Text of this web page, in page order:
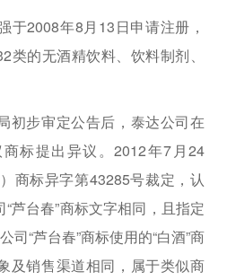
2008年8月13日申请注册，
类的无酒精饮料、饮料制剂、
步审定公告后，泰达公司在
标提出异议。2012年7月24
商标异字第43285号裁定，认
芦台春”商标文字相同，且指定
司“芦台春”商标使用的“白酒”商
及销售渠道相同，属于类似商